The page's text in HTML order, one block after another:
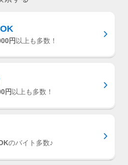
らいに行く手間は
円 以上も多数！
円 以上も多数！
のバイト多数♪